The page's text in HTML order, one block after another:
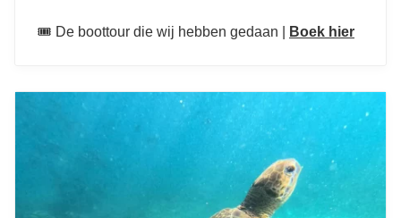
🎟️ De boottour die wij hebben gedaan | Boek hier